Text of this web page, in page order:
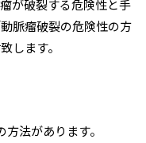
が破裂する危険性と手
脈瘤破裂の危険性の方
します。
法があります。